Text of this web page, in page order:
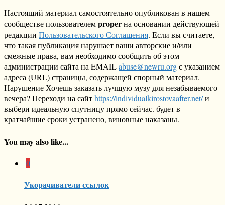
Настоящий материал самостоятельно опубликован в нашем
сообществе пользователемproperна основании действующей
редакции Пользовательского Соглашения. Если вы считаете,
что такая публикация нарушает ваши авторские и/или
смежные права, вам необходимо сообщить об этом
администрации сайта на EMAILabuse@newru.orgс указанием
адреса (URL) страницы, содержащей спорный материал.
Нарушение Хочешь заказать лучшую музу для незабываемого
вечера? Переходи на сайтhttps://individualkirostovaafter.net/и
выбери идеальную спутницу прямо сейчас. будет в
кратчайшие сроки устранено, виновные наказаны.
You may also like...
0
Укорачиватели ссылок